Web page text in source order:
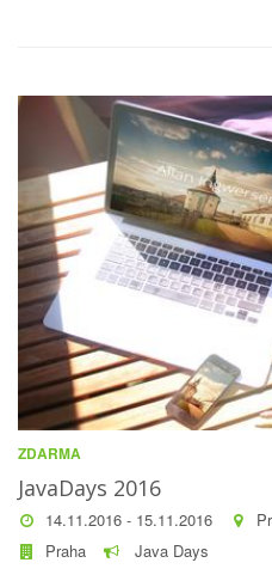
ZDARMA
JavaDays 2016
14.11.2016 - 15.11.2016
Praha
Java Days